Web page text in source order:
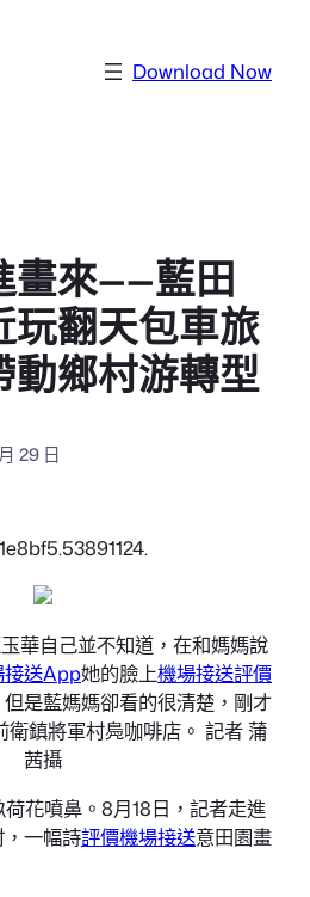
Download Now
畫來——藍田
玩翻天包車旅
動鄉村游轉型
29 日
華自己並不知道，在和媽媽說
接送App她的臉上機場接送評價
是藍媽媽卻看的很清楚，剛才
衛鎮將軍村鳧咖啡店。 記者 蒲
茜攝
花噴鼻。8月18日，記者走進
一幅詩評價機場接送意田園畫